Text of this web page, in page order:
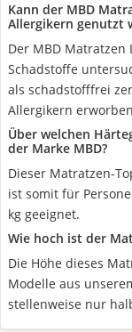
Kann der MBD
Allergikern genutzt
Der MBD Matratzen
Schadstoffe
als schadstofffrei
Allergikern
Über welchen
der Marke MBD?
Dieser Matratzen-
ist somit für
kg geeignet.
Wie hoch ist der
Die Höhe dieses
Modelle aus
stellenweise nur